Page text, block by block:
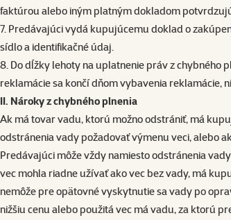
faktúrou alebo iným platným dokladom
7. Predávajúci vydá kupujúcemu doklad o
sídlo a identifikačné údaj.
8. Do dĺžky lehoty na uplatnenie práv z chybného
reklamácie sa končí dňom vybavenia reklamácie,
II. Nároky z chybného plnenia
Ak má tovar vadu, ktorú možno odstrániť, má
odstránenia vady požadovať výmenu veci, alebo
Predávajúci môže vždy namiesto odstránenia
vec mohla riadne užívať ako vec bez vady, má
nemôže pre opätovné vyskytnutie sa vady po
nižšiu cenu alebo použitá vec má vadu, za ktorú